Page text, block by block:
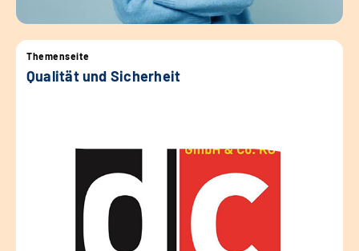
Themenseite
Qualität und Sicherheit